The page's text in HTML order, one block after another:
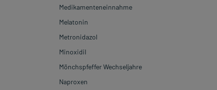
Medikamenteneinnahme
Melatonin
Metronidazol
Minoxidil
Mönchspfeffer Wechseljahre
Naproxen